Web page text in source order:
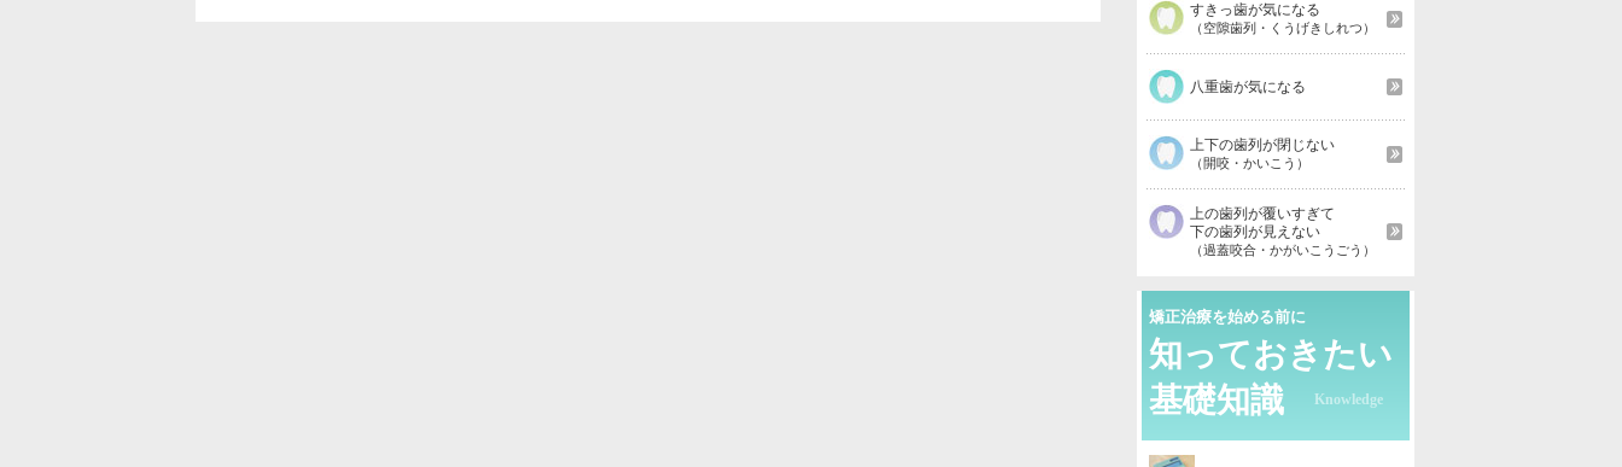
すきっ歯が気になる
（空隙歯列・くうげきしれつ）
八重歯が気になる
上下の歯列が閉じない
（開咬・かいこう）
上の歯列が覆いすぎて
下の歯列が見えない
（過蓋咬合・かがいこうごう）
矯正治療を始める前に
知っておきたい
基礎知識